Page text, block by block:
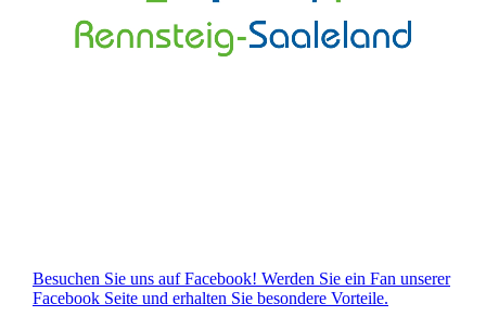
Besuchen Sie uns auf Facebook! Werden Sie ein Fan unserer
Facebook Seite und erhalten Sie besondere Vorteile.